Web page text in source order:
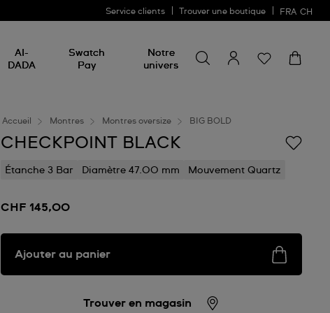
Service clients Trouver une boutique FRA CH
AI-
DADA
Swatch
Pay
Notre
univers
un
produit
Accueil Montres Montres oversize BIG BOLD
CHECKPOINT BLACK
Étanche 3 Bar Diamètre 47.00 mm Mouvement Quartz
CHF 145,00
Ajouter au panier
Trouver en magasin